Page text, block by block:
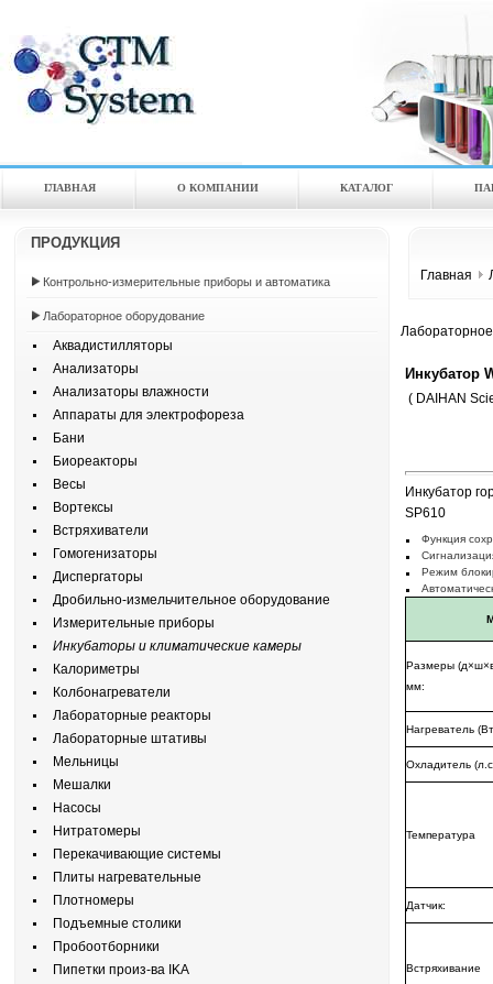
ГЛАВНАЯ О КОМПАНИИ КАТАЛOГ
ПРОДУКЦИЯ
Контрольно-измерительные приборы и автоматика
Лабораторное оборудование
Аквадистилляторы
Анализаторы
Анализаторы влажности
Аппараты для электрофореза
Бани
Биореакторы
Весы
Вортексы
Встряхиватели
Гомогенизаторы
Диспергаторы
Дробильно-измельчительное оборудование
Измерительные приборы
Инкубаторы и климатические камеры
Калориметры
Колбонагреватели
Лабораторные реакторы
Лабораторные штативы
Мельницы
Мешалки
Насосы
Нитратомеры
Перекачивающие системы
Плиты нагревательные
Плотномеры
Подъемные столики
Пробоотборники
Пипетки произ-ва IKA
Главная
Инкубатор
( DAIHAN
Инкубатор
SP610
Функция
Режим
Размеры
мм:
Нагреватель
Охладитель
Температура
Датчик:
Встряхивание